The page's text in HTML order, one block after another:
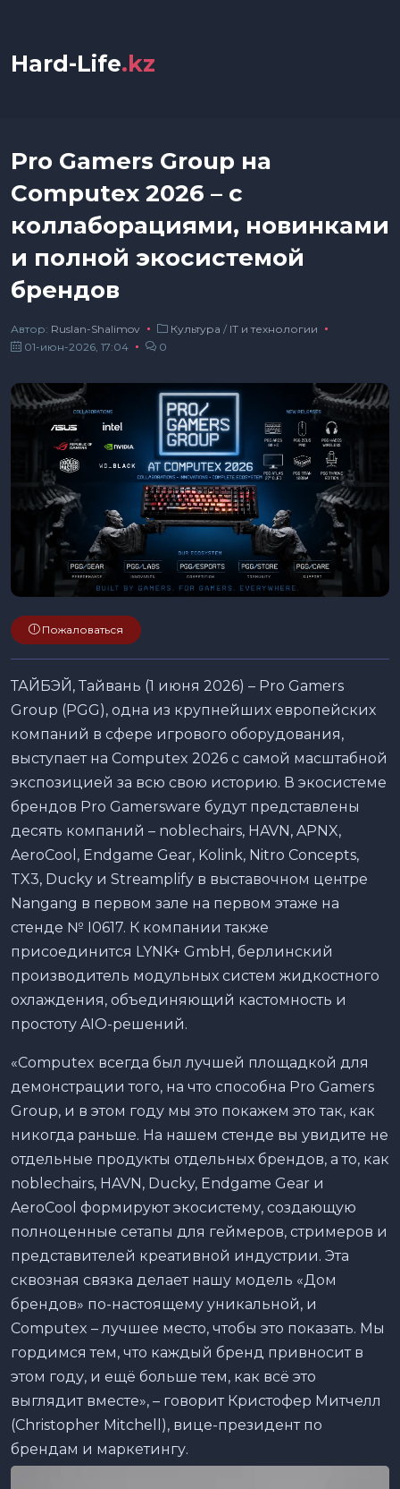
Hard-Life.kz
Pro Gamers Group на
Computex 2026 – с
коллаборациями, новинками
и полной экосистемой
брендов
Автор: Ruslan-Shalimov Культура / IT и технологии
01-июн-2026, 17:04
0
Пожаловаться
ТАЙБЭЙ, Тайвань (1 июня 2026) – Pro Gamers
Group (PGG), одна из крупнейших европейских
компаний в сфере игрового оборудования,
выступает на Computex 2026 с самой масштабной
экспозицией за всю свою историю. В экосистеме
брендов Pro Gamersware будут представлены
десять компаний – noblechairs, HAVN, APNX,
AeroCool, Endgame Gear, Kolink, Nitro Concepts,
TX3, Ducky и Streamplify в выставочном центре
Nangang в первом зале на первом этаже на
стенде № I0617. К компании также
присоединится LYNK+ GmbH, берлинский
производитель модульных систем жидкостного
охлаждения, объединяющий кастомность и
простоту AIO-решений.
«Computex всегда был лучшей площадкой для
демонстрации того, на что способна Pro Gamers
Group, и в этом году мы это покажем это так, как
никогда раньше. На нашем стенде вы увидите не
отдельные продукты отдельных брендов, а то, как
noblechairs, HAVN, Ducky, Endgame Gear и
AeroCool формируют экосистему, создающую
полноценные сетапы для геймеров, стримеров и
представителей креативной индустрии. Эта
сквозная связка делает нашу модель «Дом
брендов» по-настоящему уникальной, и
Computex – лучшее место, чтобы это показать. Мы
гордимся тем, что каждый бренд привносит в
этом году, и ещё больше тем, как всё это
выглядит вместе», – говорит Кристофер Митчелл
(Christopher Mitchell), вице-президент по
брендам и маркетингу.